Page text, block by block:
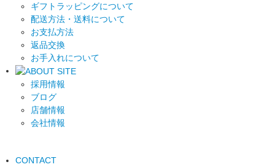
ギフトラッピングについて
配送方法・送料について
お支払方法
返品交換
お手入れについて
採用情報
ブログ
店舗情報
会社情報
CONTACT